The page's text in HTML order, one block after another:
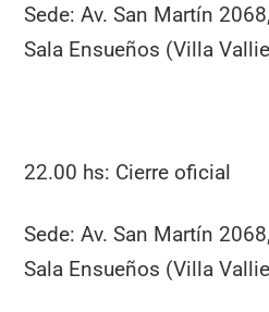
Sede: Av. San Martín
Sala Ensueños (Villa
22.00 hs: Cierre oficial
Sede: Av. San Martín
Sala Ensueños (Villa